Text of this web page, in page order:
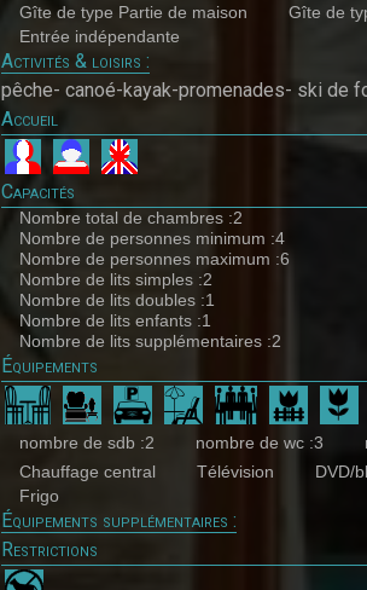
Gîte de type Partie de maison Gîte de
Entrée indépendante
Activités & loisirs :
pêche- canoé-kayak-promenades- ski de
Accueil
Capacités
Nombre total de chambres :2
Nombre de personnes minimum :4
Nombre de personnes maximum :6
Nombre de lits simples :2
Nombre de lits doubles :1
Nombre de lits enfants :1
Nombre de lits supplémentaires :2
Équipements
nombre de sdb :2
nombre de wc :3
Chauffage central
Télévision DVD/
Frigo
Équipements supplémentaires :
Restrictions